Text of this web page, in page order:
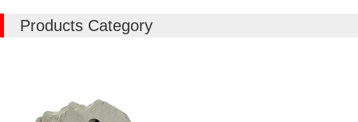
Products Category